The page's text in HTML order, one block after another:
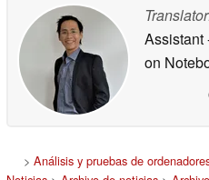
Assistant
on
> Análisis y pruebas de